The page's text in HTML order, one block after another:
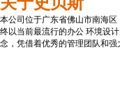
本公司位于广东省佛山市南海
终以当前最流行的办公 环境设
念，凭借着优秀的管理团队和